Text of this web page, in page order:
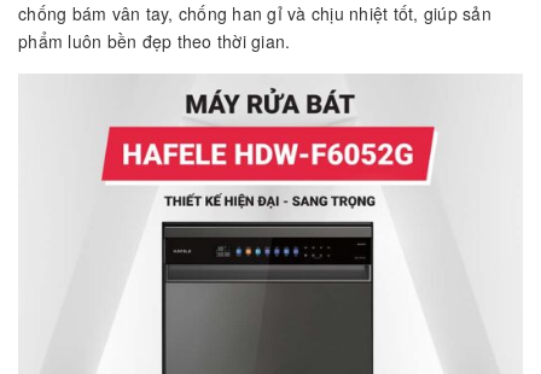
chống bám vân tay, chống han gỉ và chịu nhiệt tốt, giúp sản
phẩm luôn bền đẹp theo thời gian.